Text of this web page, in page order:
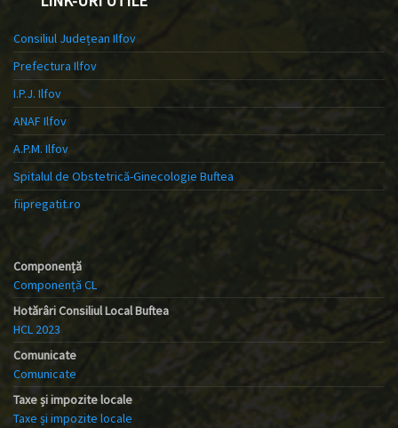
Consiliul Județean Ilfov
Prefectura Ilfov
I.P.J. Ilfov
ANAF Ilfov
A.P.M. Ilfov
Spitalul de Obstetrică-Ginecologie Buftea
fiipregatit.ro
Componență
Componență CL
Hotărâri Consiliul Local Buftea
HCL 2023
Comunicate
Comunicate
Taxe și impozite locale
Taxe și impozite locale